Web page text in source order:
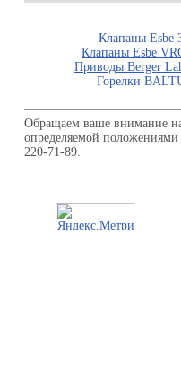
Клапаны Esbe
Клапаны Esbe
Приводы Berger
Горелки
Обращаем ваше внимание
определяемой
220-71-89.